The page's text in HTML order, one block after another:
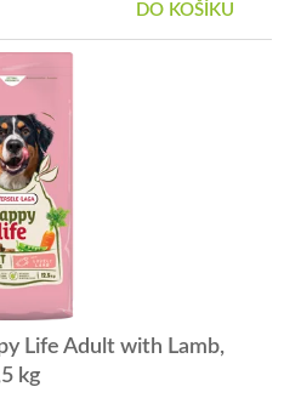
DO KOŠÍKU
Life Adult with Lamb,
kg